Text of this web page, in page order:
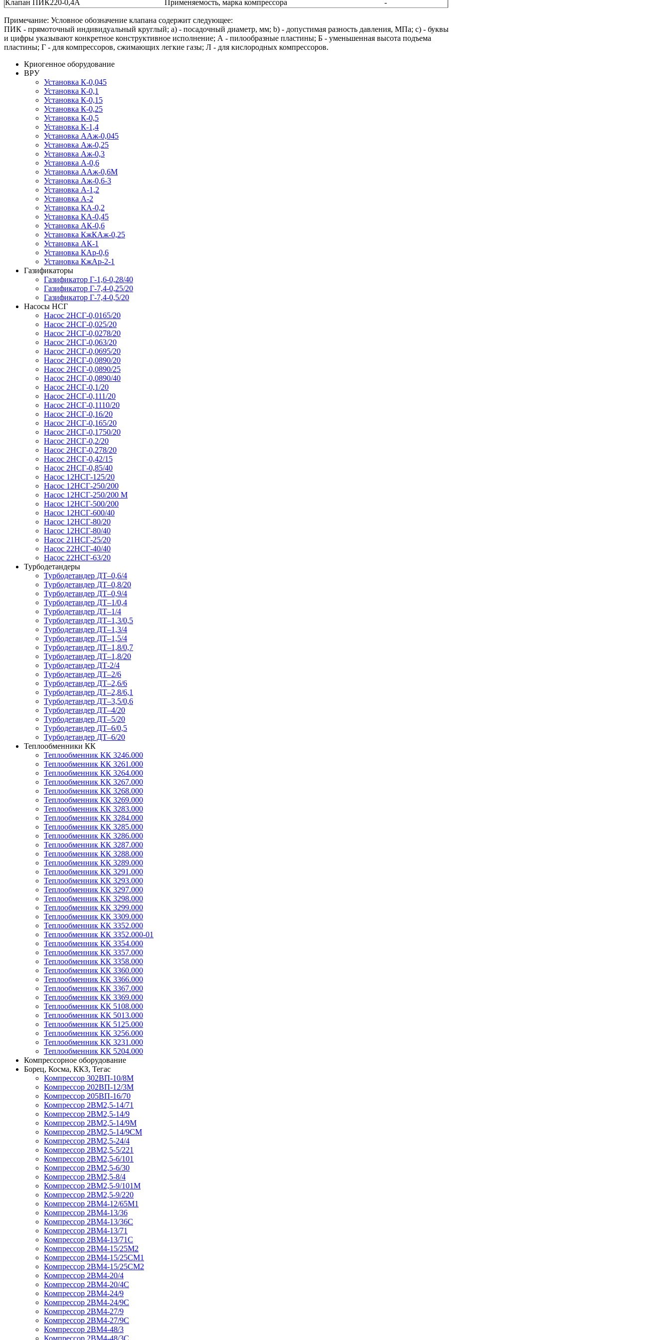
Клапан ПИК220-0,4А Применяемость, марка компрессора -
Примечание: Условное обозначение клапана содержит следующее:
ПИК - прямоточный индивидуальный круглый; a) - посадочный диаметр, мм; b) - допустимая разность давления, МПа; c) - буквы
и цифры указывают конкретное конструктивное исполнение; А - пилообразные пластины; Б - уменьшенная высота подъема
пластины; Г - для компрессоров, сжимающих легкие газы; Л - для кислородных компрессоров.
Криогенное оборудование
ВРУ
Установка К-0,045
Установка К-0,1
Установка К-0,15
Установка К-0,25
Установка К-0,5
Установка К-1,4
Установка ААж-0,045
Установка Аж-0,25
Установка Аж-0,3
Установка А-0,6
Установка ААж-0,6М
Установка Аж-0,6-3
Установка А-1,2
Установка А-2
Установка КА-0,2
Установка КА-0,45
Установка АК-0,6
Установка КжКАж-0,25
Установка АК-1
Установка КАр-0,6
Установка КжАр-2-1
Газификаторы
Газификатор Г-1,6-0,28/40
Газификатор Г-7,4-0,25/20
Газификатор Г-7,4-0,5/20
Насосы НСГ
Насос 2НСГ-0,0165/20
Насос 2НСГ-0,025/20
Насос 2НСГ-0,0278/20
Насос 2НСГ-0,063/20
Насос 2НСГ-0,0695/20
Насос 2НСГ-0,0890/20
Насос 2НСГ-0,0890/25
Насос 2НСГ-0,0890/40
Насос 2НСГ-0,1/20
Насос 2НСГ-0,111/20
Насос 2НСГ-0,1110/20
Насос 2НСГ-0,16/20
Насос 2НСГ-0,165/20
Насос 2НСГ-0,1750/20
Насос 2НСГ-0,2/20
Насос 2НСГ-0,278/20
Насос 2НСГ-0,42/15
Насос 2НСГ-0,85/40
Насос 12НСГ-125/20
Насос 12НСГ-250/200
Насос 12НСГ-250/200 М
Насос 12НСГ-500/200
Насос 12НСГ-600/40
Насос 12НСГ-80/20
Насос 12НСГ-80/40
Насос 21НСГ-25/20
Насос 22НСГ-40/40
Насос 22НСГ-63/20
Турбодетандеры
Турбодетандер ДТ–0,6/4
Турбодетандер ДТ–0,8/20
Турбодетандер ДТ–0,9/4
Турбодетандер ДТ–1/0,4
Турбодетандер ДТ–1/4
Турбодетандер ДТ–1,3/0,5
Турбодетандер ДТ–1,3/4
Турбодетандер ДТ–1,5/4
Турбодетандер ДТ–1,8/0,7
Турбодетандер ДТ–1,8/20
Турбодетандер ДТ-2/4
Турбодетандер ДТ–2/6
Турбодетандер ДТ–2,6/6
Турбодетандер ДТ–2,8/6,1
Турбодетандер ДТ–3,5/0,6
Турбодетандер ДТ–4/20
Турбодетандер ДТ–5/20
Турбодетандер ДТ–6/0,5
Турбодетандер ДТ–6/20
Теплообменники КК
Теплообменник КК 3246.000
Теплообменник КК 3261.000
Теплообменник КК 3264.000
Теплообменник КК 3267.000
Теплообменник КК 3268.000
Теплообменник КК 3269.000
Теплообменник КК 3283.000
Теплообменник КК 3284.000
Теплообменник КК 3285.000
Теплообменник КК 3286.000
Теплообменник КК 3287.000
Теплообменник КК 3288.000
Теплообменник КК 3289.000
Теплообменник КК 3291.000
Теплообменник КК 3293.000
Теплообменник КК 3297.000
Теплообменник КК 3298.000
Теплообменник КК 3299.000
Теплообменник КК 3309.000
Теплообменник КК 3352.000
Теплообменник КК 3352.000-01
Теплообменник КК 3354.000
Теплообменник КК 3357.000
Теплообменник КК 3358.000
Теплообменник КК 3360.000
Теплообменник КК 3366.000
Теплообменник КК 3367.000
Теплообменник КК 3369.000
Теплообменник КК 5108.000
Теплообменник КК 5013.000
Теплообменник КК 5125.000
Теплообменник КК 3256.000
Теплообменник КК 3231.000
Теплообменник КК 5204.000
Компрессорное оборудование
Борец, Косма, ККЗ, Тегас
Компрессор 302ВП-10/8М
Компрессор 202ВП-12/3М
Компрессор 205ВП-16/70
Компрессор 2ВМ2,5-14/71
Компрессор 2ВМ2,5-14/9
Компрессор 2ВМ2,5-14/9М
Компрессор 2ВМ2,5-14/9СМ
Компрессор 2ВМ2,5-24/4
Компрессор 2ВМ2,5-5/221
Компрессор 2ВМ2,5-6/101
Компрессор 2ВМ2,5-6/30
Компрессор 2ВМ2,5-8/4
Компрессор 2ВМ2,5-9/101М
Компрессор 2ВМ2,5-9/220
Компрессор 2ВМ4-12/65М1
Компрессор 2ВМ4-13/36
Компрессор 2ВМ4-13/36С
Компрессор 2ВМ4-13/71
Компрессор 2ВМ4-13/71С
Компрессор 2ВМ4-15/25М2
Компрессор 2ВМ4-15/25СМ1
Компрессор 2ВМ4-15/25СМ2
Компрессор 2ВМ4-20/4
Компрессор 2ВМ4-20/4С
Компрессор 2ВМ4-24/9
Компрессор 2ВМ4-24/9С
Компрессор 2ВМ4-27/9
Компрессор 2ВМ4-27/9С
Компрессор 2ВМ4-48/3